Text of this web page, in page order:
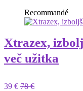
Recommandé
Xtrazex,
več užitka
39 € 78 €